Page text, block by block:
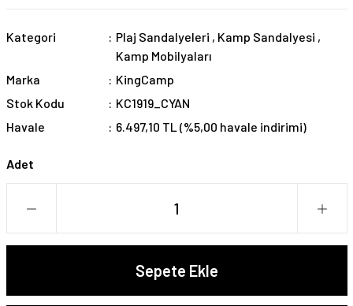
Kategori Plaj Sandalyeleri , Kamp Sandalyesi ,
Kamp Mobilyaları
Marka
KingCamp
Stok Kodu
KC1919_CYAN
Havale
6.497,10 TL (%5,00 havale indirimi)
Adet
Sepete Ekle